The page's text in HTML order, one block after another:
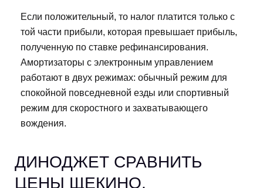
Если положительный, то налог платится только с
той части прибыли, которая превышает прибыль,
полученную по ставке рефинансирования.
Амортизаторы с электронным управлением
работают в двух режимах: обычный режим для
спокойной повседневной езды или спортивный
режим для скоростного и захватывающего
вождения.
ДИНОДЖЕТ СРАВНИТЬ
ЦЕНЫ ЩЕКИНО.